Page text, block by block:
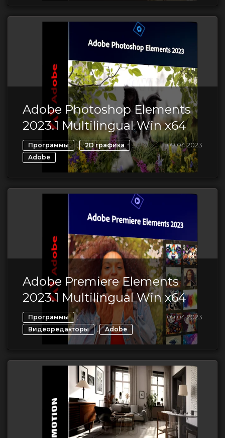
Adobe Photoshop Elements
2023.1 Multilingual Win x64
Программы , 2D графика ,
Adobe
09.04.2023
Adobe Premiere Elements
2023.1 Multilingual Win x64
Программы ,
Видеоредакторы , Adobe
09.04.2023